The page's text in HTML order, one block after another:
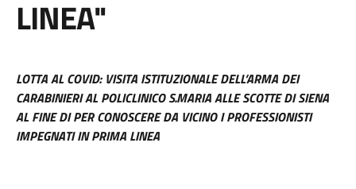
LINEA"
LOTTA AL COVID: VISITA ISTITUZIONALE DELL’ARMA DEI
CARABINIERI AL POLICLINICO S.MARIA ALLE SCOTTE DI SIENA
AL FINE DI PER CONOSCERE DA VICINO I PROFESSIONISTI
IMPEGNATI IN PRIMA LINEA